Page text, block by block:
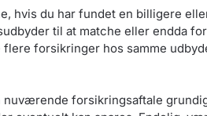
hvis du har fundet en billigere
til at matche eller endda
forsikringer hos samme
nuværende forsikringsaftale